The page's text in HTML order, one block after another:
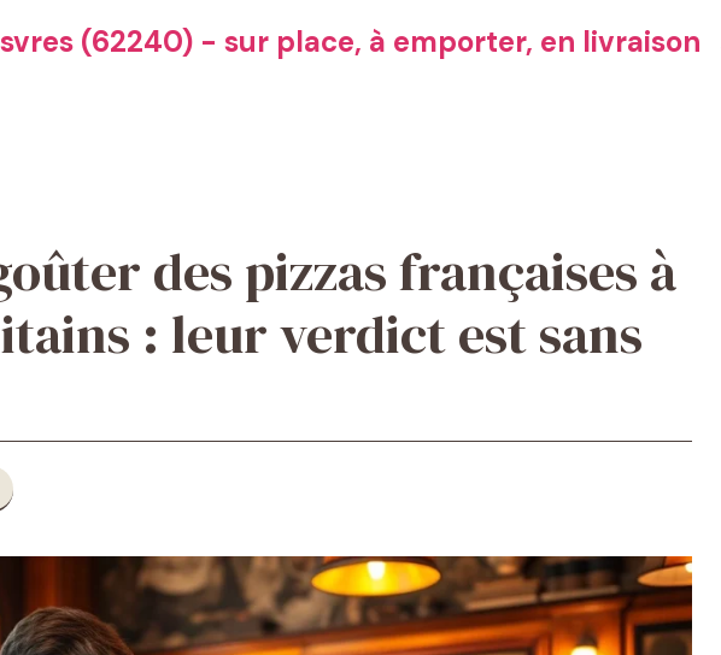
(62240) - sur place, à emporter, en livraison
des pizzas françaises à
: leur verdict est sans